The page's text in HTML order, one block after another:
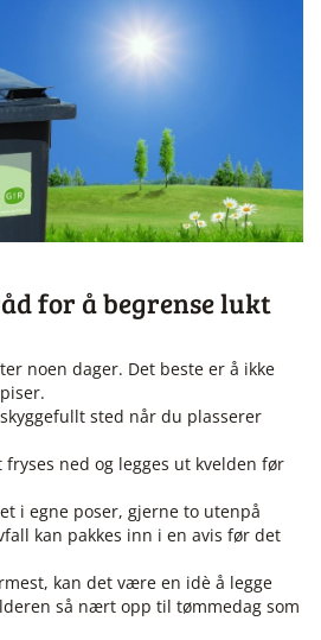
for å begrense lukt
noen dager. Det beste er å ikke
sted når du plasserer
fryses ned og legges ut kvelden før
i egne poser, gjerne to utenpå
kan pakkes inn i en avis før det
kan det være en idè å legge
så nært opp til tømmedag som